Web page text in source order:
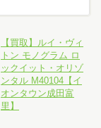
【買取】ルイ・ヴィ
トン モノグラム ロ
ックイット・オリゾ
ンタル M40104【イ
オンタウン成田富
里】